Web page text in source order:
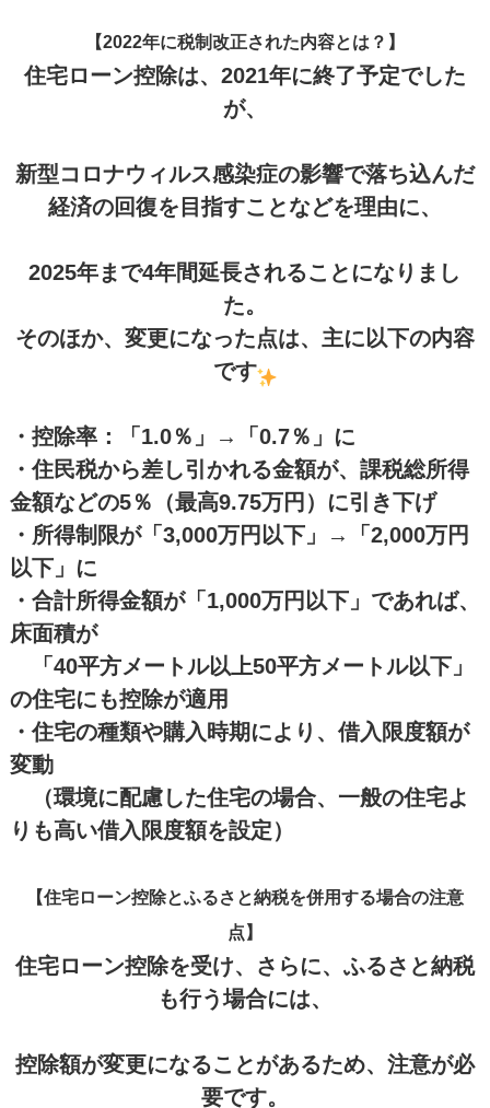
【2022年に税制改正された内容とは？】
住宅ローン控除は、2021年に終了予定でした
が、
新型コロナウィルス感染症の影響で落ち込んだ
経済の回復を目指すことなどを理由に、
2025年まで4年間延長されることになりまし
た。
そのほか、変更になった点は、主に以下の内容
です
・控除率：「1.0％」→「0.7％」に
・住民税から差し引かれる金額が、課税総所得
金額などの5％（最高9.75万円）に引き下げ
・所得制限が「3,000万円以下」→「2,000万円
以下」に
・合計所得金額が「1,000万円以下」であれば、
床面積が
「40平方メートル以上50平方メートル以下」
の住宅にも控除が適用
・住宅の種類や購入時期により、借入限度額が
変動
（環境に配慮した住宅の場合、一般の住宅よ
りも高い借入限度額を設定）
【住宅ローン控除とふるさと納税を併用する場合の注意
点】
住宅ローン控除を受け、さらに、ふるさと納税
も行う場合には、
控除額が変更になることがあるため、注意が必
要です。